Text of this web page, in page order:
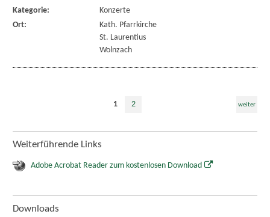
Kategorie:
Konzerte
Ort:
Kath. Pfarrkirche
St. Laurentius
Wolnzach
1 2 weiter
Weiterführende Links
Adobe Acrobat Reader zum kostenlosen Download
Downloads